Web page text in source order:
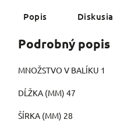
Popis Diskusia
Podrobný popis
MNOŽSTVO V BALÍKU 1
DĹŽKA (MM) 47
ŠÍRKA (MM) 28